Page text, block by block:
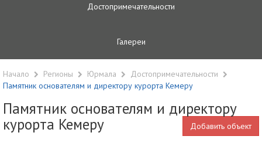
Достопримечательности
Галереи
Начало Регионы Юрмала
Достопримечательности
Памятник основателям и директору курорта Кемеру
Памятник основателям и директору
курорта Кемеру
Добавить объект